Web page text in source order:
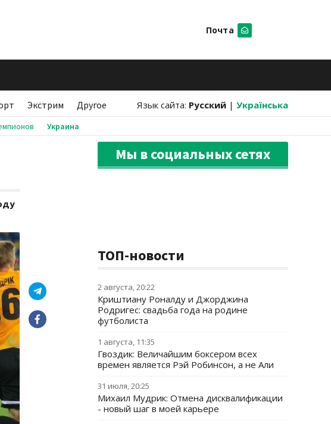
Почта
Экстрим Другое Язык сайта: Русский | Українська
Украина
Мы в социальных сетях
ТОП-новости
2 августа, 20:22
Криштиану Роналду и Джорджина
Родригес: свадьба года на родине
футболиста
1 августа, 11:35
Гвоздик: Величайшим боксером всех
времен является Рэй Робинсон, а не Али
31 июля, 20:25
Михаил Мудрик: Отмена дисквалификации
- новый шаг в моей карьере